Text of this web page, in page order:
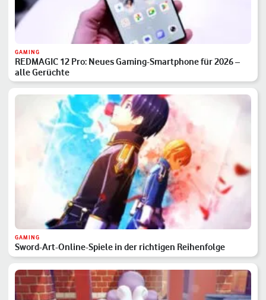
GAMING
REDMAGIC 12 Pro: Neues Gaming-Smartphone für 2026 –
alle Gerüchte
GAMING
Sword-Art-Online-Spiele in der richtigen Reihenfolge